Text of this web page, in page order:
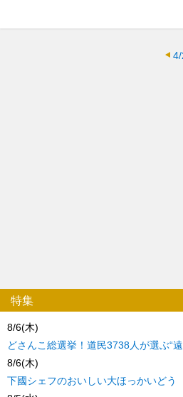
特集
8/6(木)
どさんこ総選挙！道民3738人が選ぶ“
8/6(木)
下國シェフのおいしい大ほっかいどう